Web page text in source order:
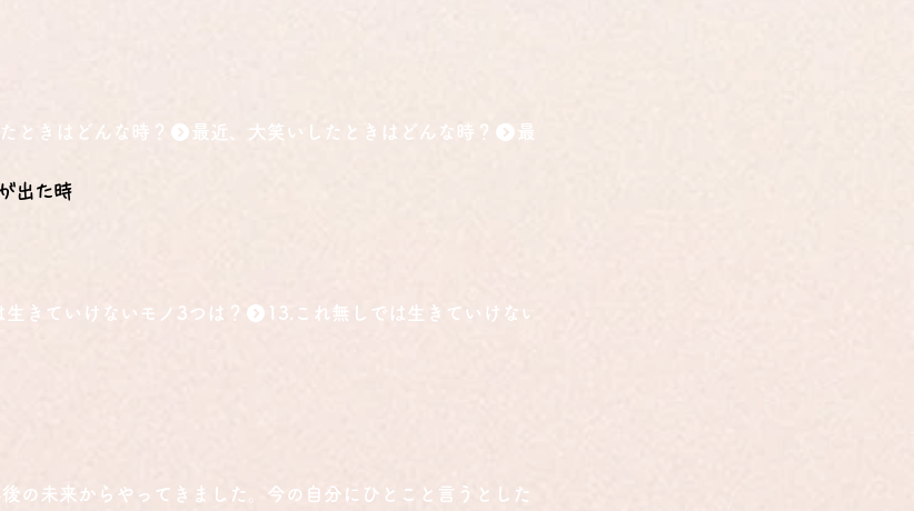
ときはどんな時？
出た時
生きていけないモノ3つは？
の未来からやってきました。今の自分にひとこと言うとしたら？